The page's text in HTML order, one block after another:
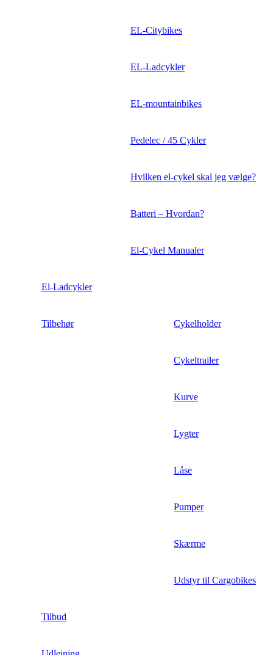
EL-Citybikes
EL-Ladcykler
EL-mountainbikes
Pedelec / 45 Cykler
Hvilken el-cykel skal jeg vælge?
Batteri – Hvordan?
El-Cykel Manualer
El-Ladcykler
Tilbehør Cykelholder
Cykeltrailer
Kurve
Lygter
Låse
Pumper
Skærme
Udstyr til Cargobikes
Tilbud